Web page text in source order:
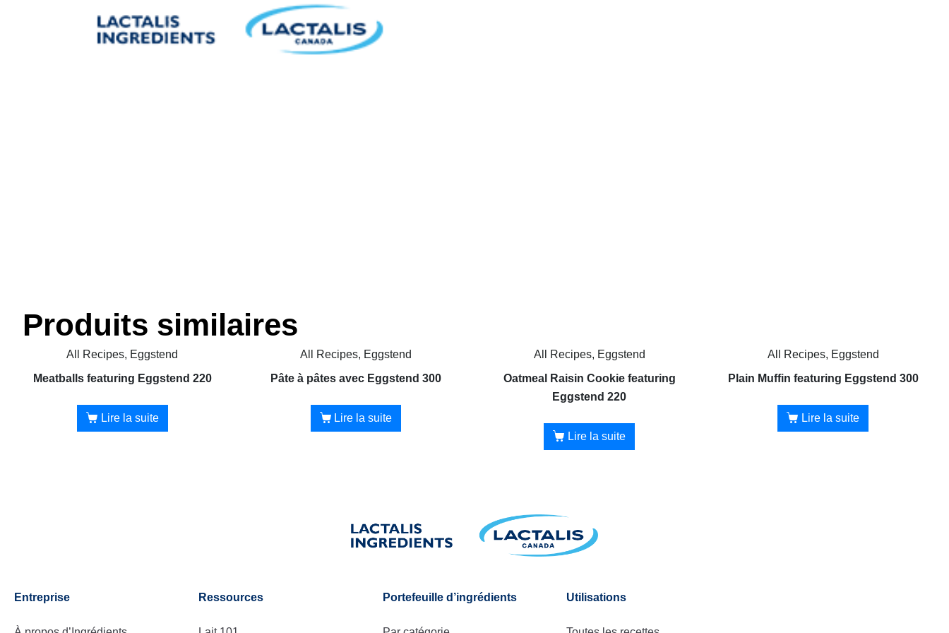
Produits similaires
All Recipes, Eggstend
Meatballs featuring Eggstend 220
Lire la suite
All Recipes, Eggstend
Pâte à pâtes avec Eggstend 300
Lire la suite
All Recipes, Eggstend
Oatmeal Raisin Cookie featuring
Eggstend 220
Lire la suite
All Recipes, Eggstend
Plain Muffin featuring Eggstend 300
Lire la suite
Entreprise Ressources Portefeuille d’ingrédients Utilisations